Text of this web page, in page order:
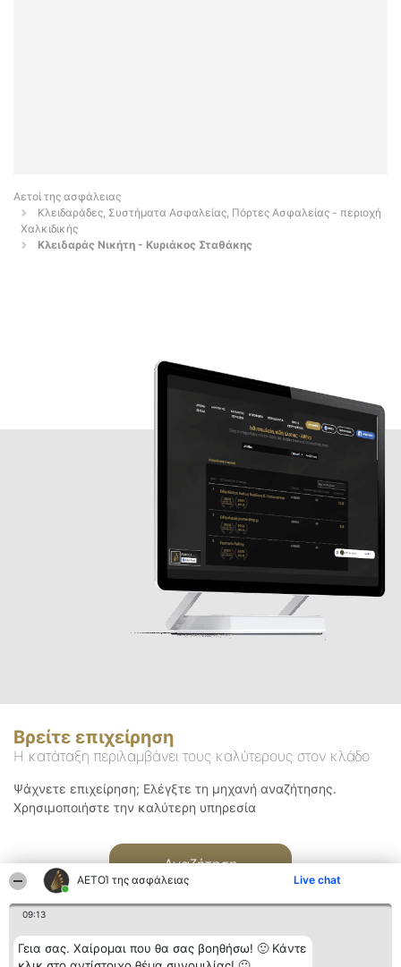
ΑΕΤΟΊ της ασφάλειας Live chat
09:13
Γεια σας. Χαίρομαι που θα σας βοηθήσω! 🙂 Κάντε
Αετοί της ασφάλειας
Κλειδαράδες, Συστήματα Ασφαλείας, Πόρτες Ασφαλείας - περιοχή
Χαλκιδικής
Κλειδαράς Νικήτη - Κυριάκος Σταθάκης
Βρείτε επιχείρηση
Η κατάταξη περιλαμβάνει τους καλύτερους στον κλάδο
Ψάχνετε επιχείρηση; Ελέγξτε τη μηχανή αναζήτησης.
Χρησιμοποιήστε την καλύτερη υπηρεσία
Αναζήτηση